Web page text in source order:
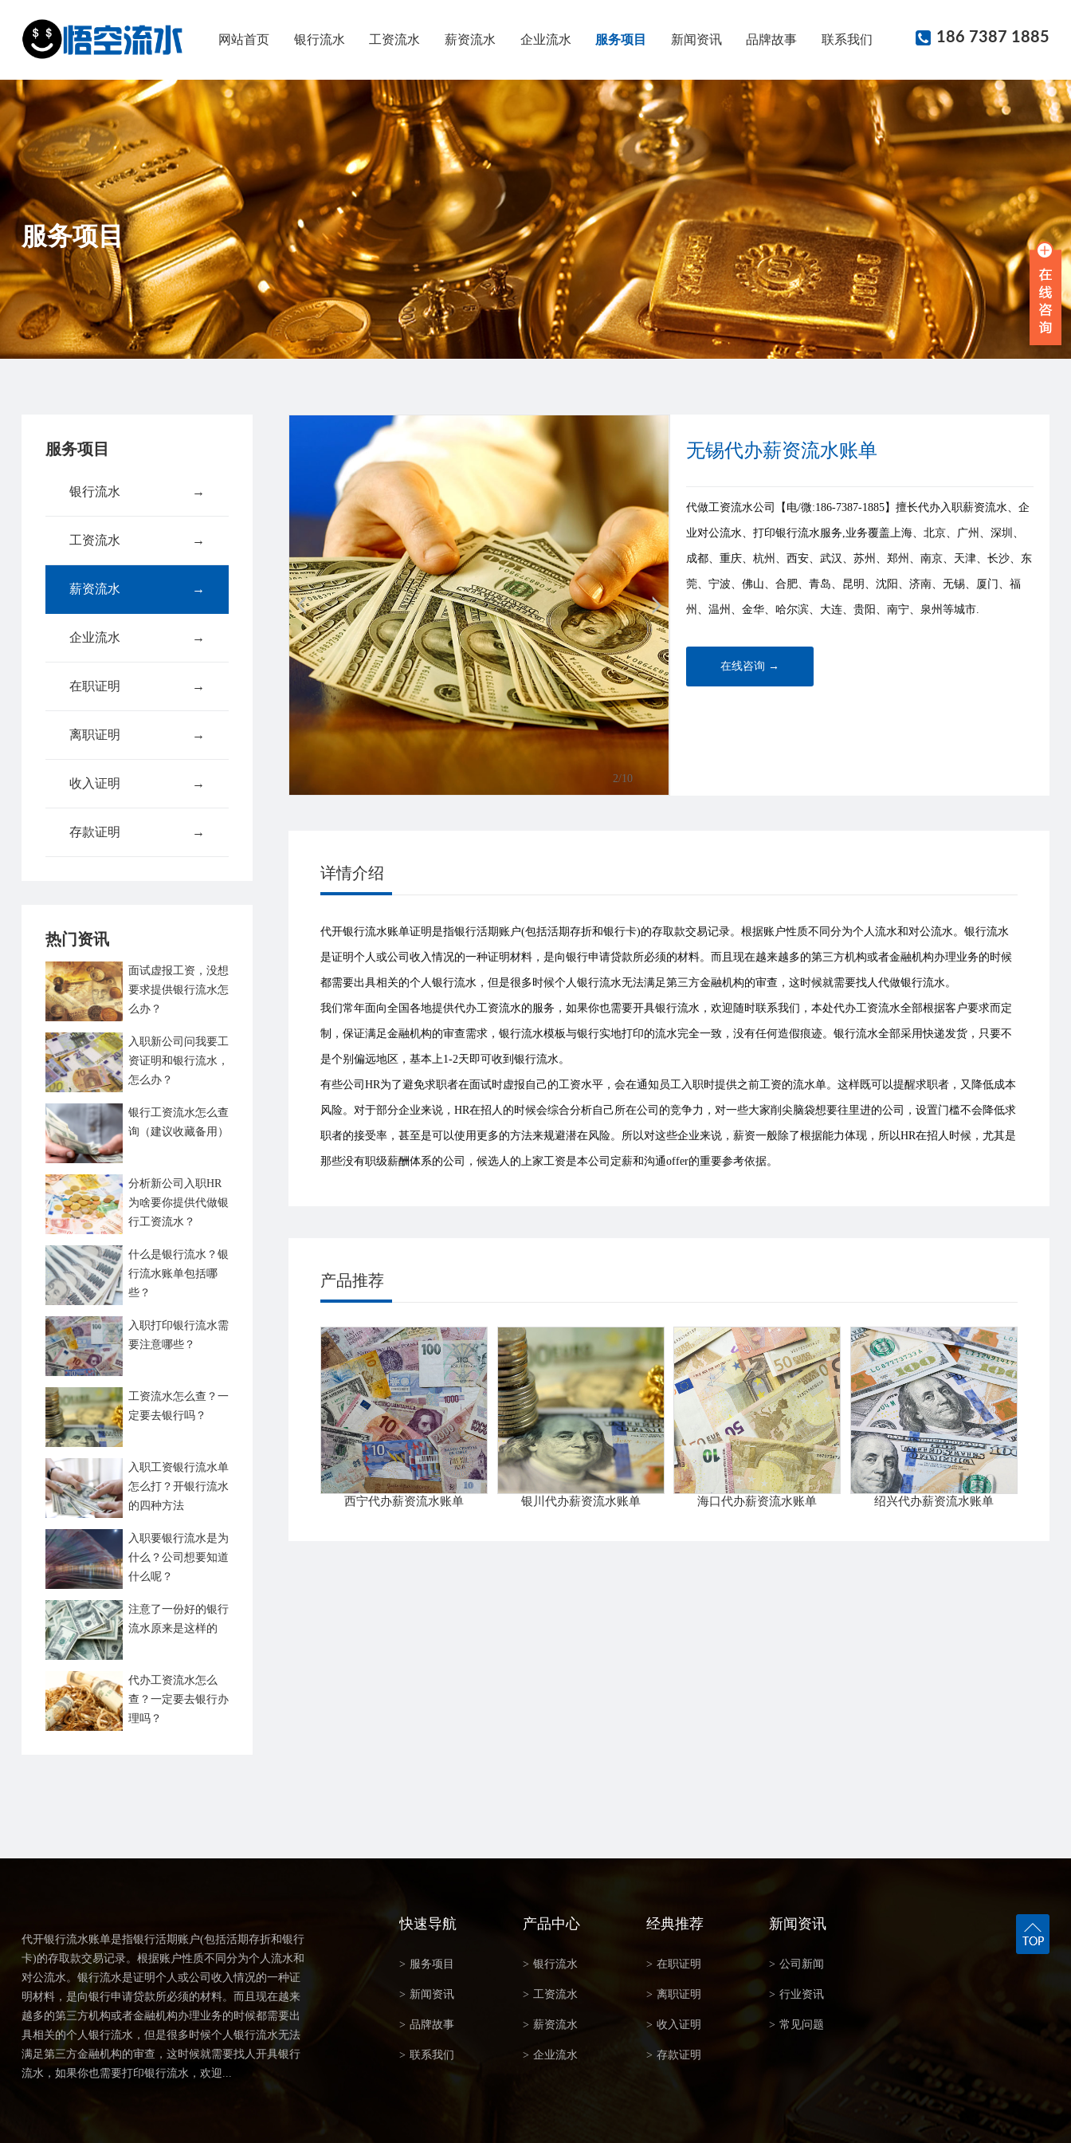
186 7387 1885
网站首页 银行流水 工资流水 薪资流水 企业流水 服务项目 新闻资讯 品牌故事 联系我们
服务项目
服务项目
银行流水 →
工资流水 →
薪资流水 →
企业流水 →
在职证明 →
离职证明 →
收入证明 →
存款证明 →
热门资讯
面试虚报工资，没想
要求提供银行流水怎
么办？
入职新公司问我要工
资证明和银行流水，
怎么办？
银行工资流水怎么查
询（建议收藏备用）
分析新公司入职HR
为啥要你提供代做银
行工资流水？
什么是银行流水？银
行流水账单包括哪
些？
入职打印银行流水需
要注意哪些？
工资流水怎么查？一
定要去银行吗？
入职工资银行流水单
怎么打？开银行流水
的四种方法
入职要银行流水是为
什么？公司想要知道
什么呢？
注意了一份好的银行
流水原来是这样的
代办工资流水怎么
查？一定要去银行办
理吗？
3/10
无锡代办薪资流水账单
代做工资流水公司【电/微:186-7387-1885】擅长代办入职薪资流水、企
业对公流水、打印银行流水服务,业务覆盖上海、北京、广州、深圳、
成都、重庆、杭州、西安、武汉、苏州、郑州、南京、天津、长沙、东
莞、宁波、佛山、合肥、青岛、昆明、沈阳、济南、无锡、厦门、福
州、温州、金华、哈尔滨、大连、贵阳、南宁、泉州等城市.
在线咨询 →
详情介绍
代开银行流水账单证明是指银行活期账户(包括活期存折和银行卡)的存取款交易记录。根据账户性质不同分为个人流水和对公流水。银行流水
是证明个人或公司收入情况的一种证明材料，是向银行申请贷款所必须的材料。而且现在越来越多的第三方机构或者金融机构办理业务的时候
都需要出具相关的个人银行流水，但是很多时候个人银行流水无法满足第三方金融机构的审查，这时候就需要找人代做银行流水。
我们常年面向全国各地提供代办工资流水的服务，如果你也需要开具银行流水，欢迎随时联系我们，本处代办工资流水全部根据客户要求而定
制，保证满足金融机构的审查需求，银行流水模板与银行实地打印的流水完全一致，没有任何造假痕迹。银行流水全部采用快递发货，只要不
是个别偏远地区，基本上1-2天即可收到银行流水。
有些公司HR为了避免求职者在面试时虚报自己的工资水平，会在通知员工入职时提供之前工资的流水单。这样既可以提醒求职者，又降低成本
风险。对于部分企业来说，HR在招人的时候会综合分析自己所在公司的竞争力，对一些大家削尖脑袋想要往里进的公司，设置门槛不会降低求
职者的接受率，甚至是可以使用更多的方法来规避潜在风险。所以对这些企业来说，薪资一般除了根据能力体现，所以HR在招人时候，尤其是
那些没有职级薪酬体系的公司，候选人的上家工资是本公司定薪和沟通offer的重要参考依据。
产品推荐
西宁代办薪资流水账单 银川代办薪资流水账单 海口代办薪资流水账单 绍兴代办薪资流水账单
代开银行流水账单是指银行活期账户(包括活期存折和银行
卡)的存取款交易记录。根据账户性质不同分为个人流水和
对公流水。银行流水是证明个人或公司收入情况的一种证
明材料，是向银行申请贷款所必须的材料。而且现在越来
越多的第三方机构或者金融机构办理业务的时候都需要出
具相关的个人银行流水，但是很多时候个人银行流水无法
满足第三方金融机构的审查，这时候就需要找人开具银行
流水，如果你也需要打印银行流水，欢迎...
快速导航
> 服务项目
> 新闻资讯
> 品牌故事
> 联系我们
产品中心
> 银行流水
> 工资流水
> 薪资流水
> 企业流水
经典推荐
> 在职证明
> 离职证明
> 收入证明
> 存款证明
新闻资讯
> 公司新闻
> 行业资讯
> 常见问题